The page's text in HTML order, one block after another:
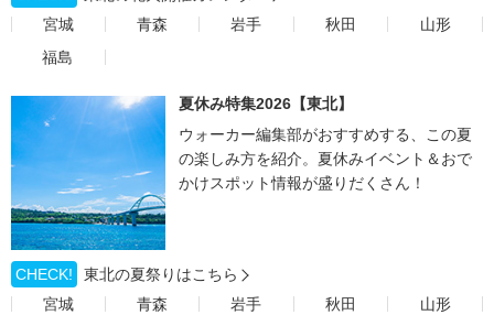
宮城
青森 岩手 秋田
山形
福島
夏休み特集2026【東北】
ウォーカー編集部がおすすめする、この夏
の楽しみ方を紹介。夏休みイベント＆おで
かけスポット情報が盛りだくさん！
CHECK!
東北の夏祭りはこちら
宮城
青森 岩手 秋田
山形